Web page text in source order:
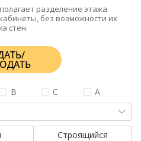
разделение этажа
без возможности их
стен.
B C
А
Строящийся